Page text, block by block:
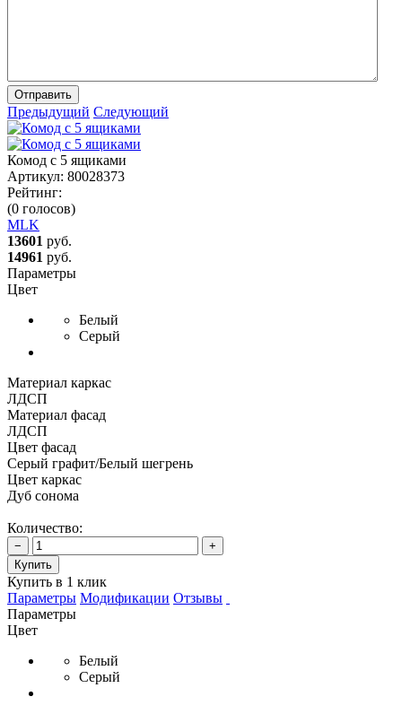
Отправить
Предыдущий Следующий
Комод с 5 ящиками
Артикул: 80028373
Рейтинг:
(0 голосов)
MLK
13601 руб.
14961 руб.
Параметры
Цвет
Белый
Серый
Материал каркас
ЛДСП
Материал фасад
ЛДСП
Цвет фасад
Серый графит/Белый шегрень
Цвет каркас
Дуб сонома
Количество:
−
+
Купить
Купить в 1 клик
Параметры Модификации Отзывы
Параметры
Цвет
Белый
Серый